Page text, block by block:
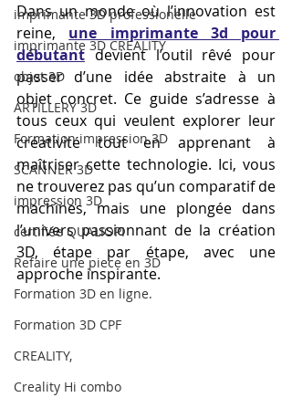
imprimante 3D professionelle
imprimante 3D CREALITY
objet 3D
ARTILLERY 3D
Formation impression 3D
SCANNER 3D
impression 3D
certifiée QUALIOPI
Refaire une piece en 3D
Formation 3D en ligne.
Formation 3D CPF
CREALITY,
Creality Hi combo
Dans un monde où l’innovation est
reine, une imprimante 3d pour
débutant devient l’outil rêvé pour
passer d’une idée abstraite à un
objet concret. Ce guide s’adresse à
tous ceux qui veulent explorer leur
créativité tout en apprenant à
maîtriser cette technologie. Ici, vous
ne trouverez pas qu’un comparatif de
machines, mais une plongée dans
l’univers passionnant de la création
3D, étape par étape, avec une
approche inspirante.